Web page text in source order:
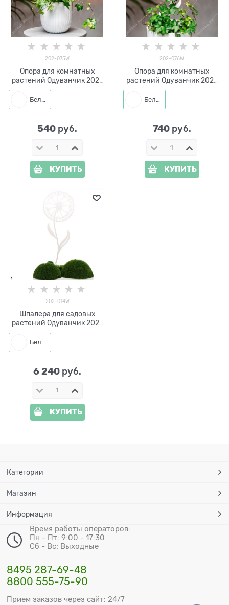
202-075W
Опора для комнатных
растений Одуванчик 202-
075 h=50 см
Белый
540 руб.
КУПИТЬ
202-076W
Опора для комнатных
растений Одуванчик 202-
076 h=60 см
Белый
740 руб.
КУПИТЬ
202-014W
Шпалера для садовых
растений Одуванчик 202-
014W h=210 см
Белый
6 240 руб.
КУПИТЬ
Категории
Магазин
Информация
Время работы операторов:
Пн - Пт: 9:00 - 17:30
Сб - Вс: Выходные
8495 287-69-48
8800 555-75-90
Прием заказов через сайт: 24/7